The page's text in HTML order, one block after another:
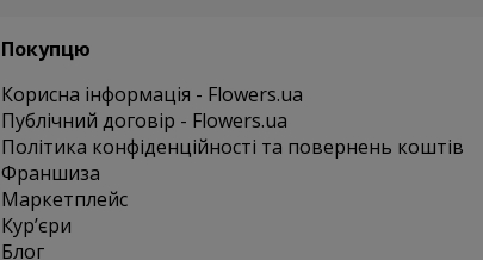
Покупцю
Корисна інформація - Flowers.ua
Публічний договір - Flowers.ua
Політика конфіденційності та повернень коштів
Франшиза
Маркетплейс
Курʼєри
Блог